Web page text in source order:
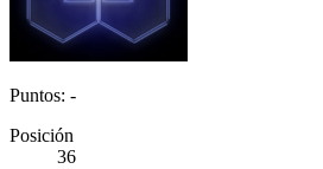
Puntos: -
Posición
36